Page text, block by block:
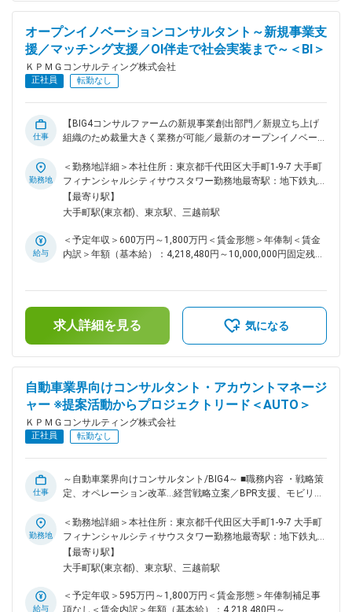
ンサルティング業務に関する品質・リスク管理業務全般に携わ
って頂くことも可能です。 ■組織構成： 担当責任者（PPL）の
もと、6名のチームです(女性3名、男性3名、30代中心）。事
業会社出身者も活躍中で、各メンバーが裁量を持ちながら相互
レビュー・相談が活発なチームです。 ■魅力： ・多様な業界
／大手クライアント案件に関与し、高度なリスク判断力・スキ
アパスあり ・社内公募制度・研修制度が充実し、長期的なキ
ャリア形成が可能 ■働き方： 現在は在宅勤務中心の働き方
です。 ■ワークライフバランス支援制度： KPMGコンサルティ
ングでは、仕事と育児の両立が可能となる職場環境の実現を目
指し、様々な支援制度を整備しています。 （例） ・ベビーシ
ッター育児支援補助 ・保育園費用補助制度 変更の範囲：会社
の定める業務
オープンイノベーションコンサルタント～新規事業支
援／マッチング支援／OI伴走で社会実装まで～＜BI＞
ＫＰＭＧコンサルティング株式会社
正社員 転勤なし
仕事
【BIG4コンサルファームの新規事業創出部門／新規立ち上げ
組織のため裁量大きく業務が可能／最新のオープンイノベーシ
て、新規事業の創出を担う新規立ち上げ部門となります。 ●ク
ライアントの課題を起点とした事業創出を、オープンイノベー
ションプログラムを通じて一気通貫でご支援しています。 ●海
外で実施されている最新のオープンイノベーションに関する知
みを生かしたコンサルティング会社である当社にて、オープン
イノベーション領域を担当いただきます。 配属予定の部門
ノベーション構築、実行支援を行います。 ■職務内容： ・ク
ライアントが持つアセットを利用した外部企業連携（オープン
イノベーション）に関する支援 -クライアントの新規事業支
援、戦略立案、体制構築、外部企業とのマッチングの支援 ※ア
当いただきます ■得ることができるスキル・経験： ・海外で
実施されている最新のオープンイノベーションに関する知見
・既存業務の拡張および0からの新規事業立ち上げ支援の経験
・協業支援/提携支援の経験 ■役割及び責任 ＜Consultant、
Senior Consultant＞ ・特定の業界や業務領域に関する高い専
門性を持ち、担当プロジェクトにおいて、局面によってはマネ
ェクトの計画を作成し、プロジェクト遂行時においては、下位
メンバーをリードしながら、成果物を作成していくことが期待
琢磨できる社風です。積極的な提案には、聞く耳を持ち多様性
を受け入れる社風です。 ■ワークライフバランス支援制度：
仕事と育児の両立が可能となる職場環境の実現を目指し、様々
な支援制度を整備しています。 ・ベビーシッター育児支援補
助 ・病児保育サポート制度 ・保活コンシェルジュサービス
等 変更の範囲：会社の定める業務
勤務地
＜勤務地詳細＞本社住所：東京都千代田区大手町1-9-7 大手町
フィナンシャルシティサウスタワー勤務地最寄駅：地下鉄丸ノ
内線／大手町駅受動喫煙対策：屋内全面禁煙変更の範囲：会社
の定める事業所（リモートワーク含む）
【最寄り駅】
大手町駅(東京都)、東京駅、三越前駅
給与
＜予定年収＞600万円～1,800万円＜賃金形態＞年俸制＜賃金
内訳＞年額（基本給）：4,218,480円～10,000,000円固定残業
給有無＞有＜残業手当＞有＜給与補足＞※予定年収はあくまで
も目安の金額であり、選考を通じて上下する可能性がありま
す。■賞与：年1回（会社業績と個人成績による）賃金はあく
ます。月給(月額)は固定手当を含めた表記です。
求人詳細を見る 気になる
自動車業界向けコンサルタント・アカウントマネージ
ャー ※提案活動からプロジェクトリード＜AUTO＞
ＫＰＭＧコンサルティング株式会社
正社員 転勤なし
仕事
～自動車業界向けコンサルタント/BIG4～ ■職務内容 ・戦略策
定、オペレーション改革…経営戦略立案／BPR支援、モビリテ
・会計領域…グローバル経営管理、財務会計／管理会計グロー
バル標準化策定、グローバルCMSなど ・SCM領域…バリュー
チェーン最適化、需給管理など ・人事、企業変革…人事制度改
革、タレントマネージメント、組織風土／意識改革など ・IT…
導入、システムリスク管理、セキュリティなど ■役割： ・シ
ニアコンサルタント…上記に参画頂き、業務分析、課題抽出・
勤務地
＜勤務地詳細＞本社住所：東京都千代田区大手町1-9-7 大手町
フィナンシャルシティサウスタワー勤務地最寄駅：地下鉄丸ノ
内線／大手町駅受動喫煙対策：屋内全面禁煙変更の範囲：会社
の定める事業所（リモートワーク含む）
【最寄り駅】
大手町駅(東京都)、東京駅、三越前駅
給与
＜予定年収＞595万円～1,800万円＜賃金形態＞年俸制補足事
項なし＜賃金内訳＞年額（基本給）：4,218,480円～